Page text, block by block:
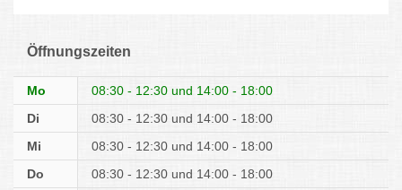
Öffnungszeiten
Mo 08:30 - 12:30
14:00 - 18:00
Di
08:30 - 12:30
14:00 - 18:00
Mi
08:30 - 12:30
14:00 - 18:00
Do
08:30 - 12:30
14:00 - 18:00